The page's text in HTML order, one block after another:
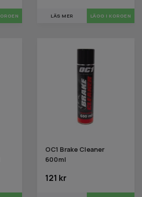
LÄS MER
OC1 Brake Cleaner
600ml
121 kr